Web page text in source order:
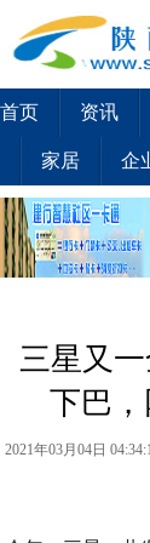
首页 资讯
家居 企
三星又
下巴
2021年03月04日